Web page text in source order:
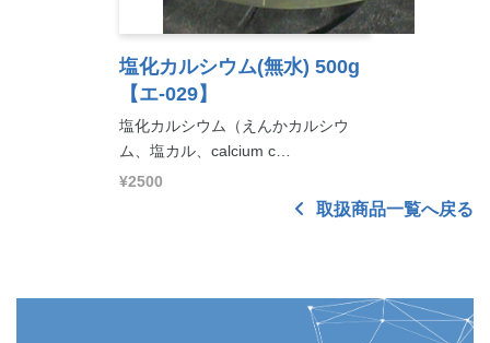
塩化カルシウム(無水) 500g
【エ-029】
塩化カルシウム（えんかカルシウ
ム、塩カル、calcium c…
¥2500
取扱商品一覧へ戻る